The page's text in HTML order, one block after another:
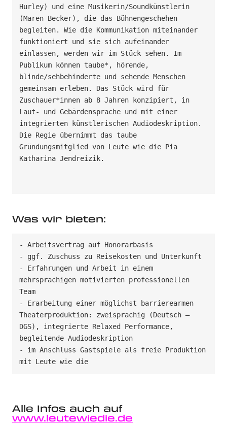
Hurley) und eine Musikerin/Soundkünstlerin
(Maren Becker), die das Bühnengeschehen
begleiten. Wie die Kommunikation miteinander
funktioniert und sie sich aufeinander
einlassen, werden wir im Stück sehen. Im
Publikum können taube*, hörende,
blinde/sehbehinderte und sehende Menschen
gemeinsam erleben. Das Stück wird für
Zuschauer*innen ab 8 Jahren konzipiert, in
Laut- und Gebärdensprache und mit einer
integrierten künstlerischen Audiodeskription.
Die Regie übernimmt das taube
Gründungsmitglied von Leute wie die Pia
Katharina Jendreizik.
Was wir bieten:
- Arbeitsvertrag auf Honorarbasis
- ggf. Zuschuss zu Reisekosten und Unterkunft
- Erfahrungen und Arbeit in einem
mehrsprachigen motivierten professionellen
Team
- Erarbeitung einer möglichst barrierearmen
Theaterproduktion: zweisprachig (Deutsch –
DGS), integrierte Relaxed Performance,
begleitende Audiodeskription
- im Anschluss Gastspiele als freie Produktion
mit Leute wie die
Alle Infos auch auf
www.leutewiedie.de